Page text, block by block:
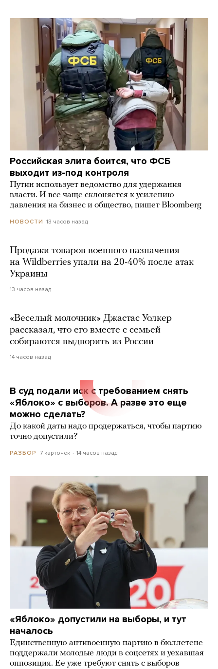
Российская элита боится, что ФСБ
выходит из-под контроля
Путин использует ведомство для удержания
власти. И все чаще склоняется к усилению
давления на бизнес и общество, пишет Bloomberg
НОВОСТИ 13 часов назад
Продажи товаров военного назначения
на Wildberries упали на 20-40% после атак
Украины
13 часов назад
«Веселый молочник» Джастас Уолкер
рассказал, что его вместе с семьей
собираются выдворить из России
14 часов назад
В суд подали иск с требованием снять
«Яблоко» с выборов. А разве это еще
можно сделать?
До какой даты надо продержаться, чтобы партию
точно допустили?
РАЗБОР 7 карточек 14 часов назад
«Яблоко» допустили на выборы, и тут
началось
Единственную антивоенную партию в бюллетене
поддержали молодые люди в соцсетях и уехавшая
оппозиция. Ее уже требуют снять с выборов